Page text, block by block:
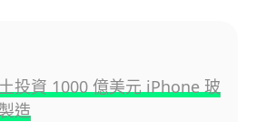
投資 1000 億美元 iPhone 玻
造